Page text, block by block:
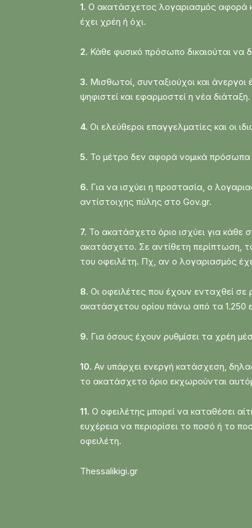
1. Ο ακατάσχετος λογαριασμός αφορά
έχει χρέη ή όχι.
2. Κάθε φυσικό πρόσωπο δικαιούται να
3. Μισθωτοί, συνταξιούχοι και
ψηφιστεί και εφαρμοστεί η νέα διάταξη.
4. Οι ελεύθεροι επαγγελματίες και οι
5. Το μέτρο δεν αφορά νομικά πρόσωπα
6. Για να ισχύει η προστασία, ο
αντίστοιχης πύλης στο Gov.gr.
7. Το ακατάσχετο όριο ισχύει για κάθε
ακατάσχετο. Σε αντίθετη περίπτωση, το
του οφειλέτη. Πχ, αν ο λογαριασμός
8. Οι οφειλέτες που έχουν ενταχθεί σε
ακατάσχετου ορίου πάνω από τα 1.250
9. Για όσους έχουν ρυθμίσει τα χρέη
10. Αν υπάρχει ενεργή κατάσχεση,
το ακατάσχετο όριο εκχωρούνται
11. Ο οφειλέτης μπορεί να καταθέσει
ευχέρεια να περιορίσει το ποσό ή το
οφειλέτη.
Thessalikigi.gr